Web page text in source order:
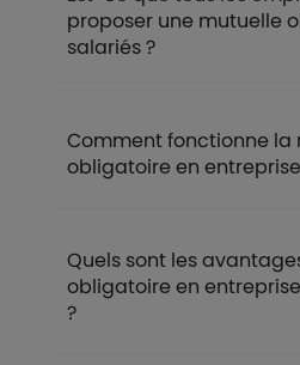
proposer une mutuelle
salariés ?
Comment fonctionne la
obligatoire en
Quels sont les
obligatoire en
?